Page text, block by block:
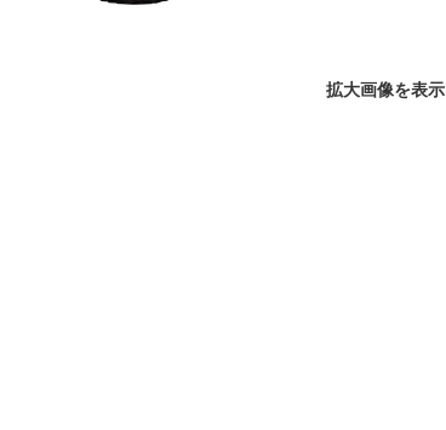
拡大画像を表示